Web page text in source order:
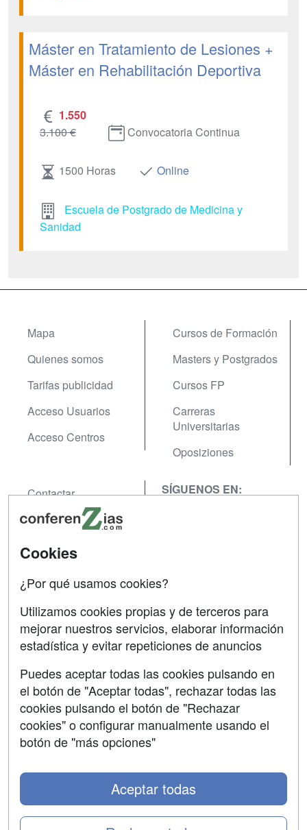
Máster en Tratamiento de Lesiones +
Máster en Rehabilitación Deportiva
1.550
3.100 €
Convocatoria Continua
1500 Horas Online
Escuela de Postgrado de Medicina y
Sanidad
Mapa
Quienes somos
Tarifas publicidad
Acceso Usuarios
Acceso Centros
Cursos de Formación
Masters y Postgrados
Cursos FP
Carreras
Universitarias
Oposiziones
Contactar
Confidencialidad
Aviso legal
SÍGUENOS EN:
Grupo formazion:
Copyright 2000-2026 Formazion Web, S.L. - Calle
Fermín Caballero, 62 - 28034 Madrid Tel: 91 533 70 78
Cookies
¿Por qué usamos cookies?
Utilizamos cookies propias y de terceros para
mejorar nuestros servicios, elaborar información
estadística y evitar repeticiones de anuncios
Puedes aceptar todas las cookies pulsando en
el botón de "Aceptar todas", rechazar todas las
cookies pulsando el botón de "Rechazar
cookies" o configurar manualmente usando el
botón de "más opciones"
Aceptar todas